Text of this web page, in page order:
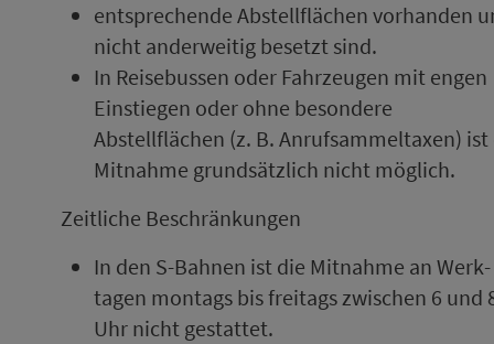
ent­spre­chende Abstellflächen vorhanden
nicht anderweitig besetzt sind.
In Reisebussen oder Fahr­zeugen mit engen
Einstiegen oder ohne besondere
Abstellflächen (z. B. An­ruf­sam­mel­taxen) ist
Mitnahme grund­sätz­lich nicht möglich.
Zeit­liche Beschränkungen
In den S-Bahnen ist die Mitnahme an Werk­
tagen mon­tags bis frei­tags zwischen 6 und
Uhr nicht gestattet.